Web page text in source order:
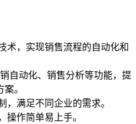
术，实现销售流程的自动化和
自动化、销售分析等功能，提
。
，满足不同企业的需求。
操作简单易上手。